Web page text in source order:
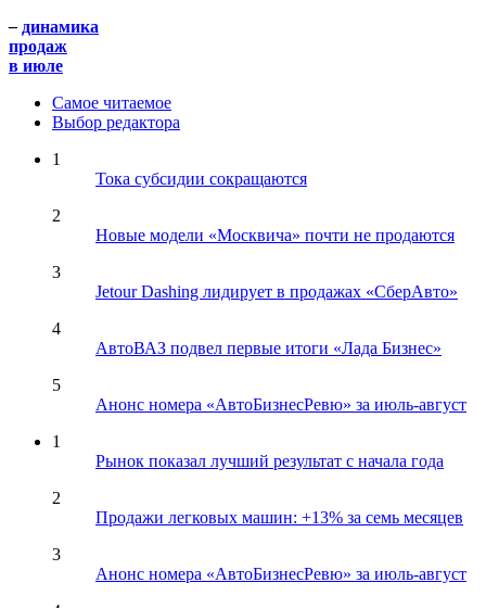
– динамика
продаж
в июле
Самое читаемое
Выбор редактора
1
Тока субсидии сокращаются
2
Новые модели «Москвича» почти не продаются
3
Jetour Dashing лидирует в продажах «СберАвто»
4
АвтоВАЗ подвел первые итоги «Лада Бизнес»
5
Анонс номера «АвтоБизнесРевю» за июль-август
1
Рынок показал лучший результат с начала года
2
Продажи легковых машин: +13% за семь месяцев
3
Анонс номера «АвтоБизнесРевю» за июль-август